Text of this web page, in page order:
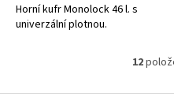
Horní kufr Monolock 46 l. s
univerzální plotnou.
12